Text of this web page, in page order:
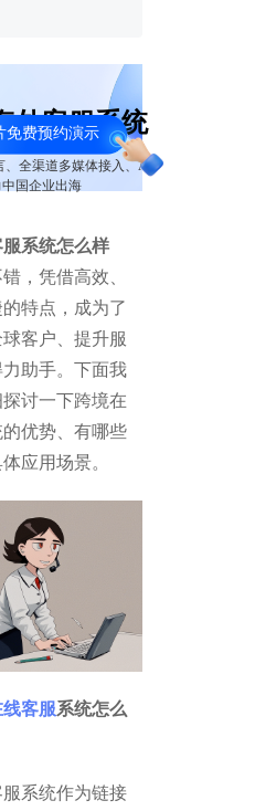
外客服系统
、全渠道多媒体接入、AI
国企业出海
免费预约演示
系统怎么样
，凭借高效、
特点，成为了
客户、提升服
助手。下面我
讨一下跨境在
优势、有哪些
应用场景。
客服系统怎么
系统作为链接